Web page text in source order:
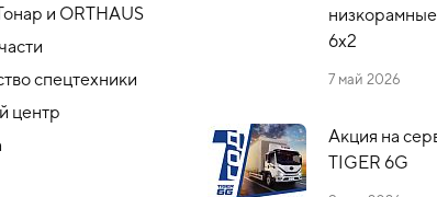
и ORTHAUS
спецтехники
центр
6x2
7 май 2026
Акция на
TIGER 6G